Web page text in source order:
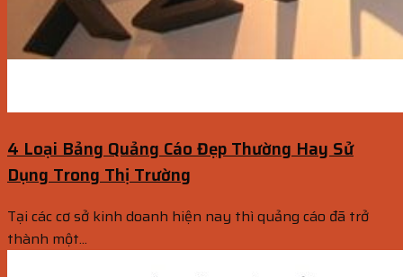
4 Loại Bảng Quảng Cáo Đẹp Thường Hay Sử
Dụng Trong Thị Trường
Tại các cơ sở kinh doanh hiện nay thì quảng cáo đã trở
thành một...